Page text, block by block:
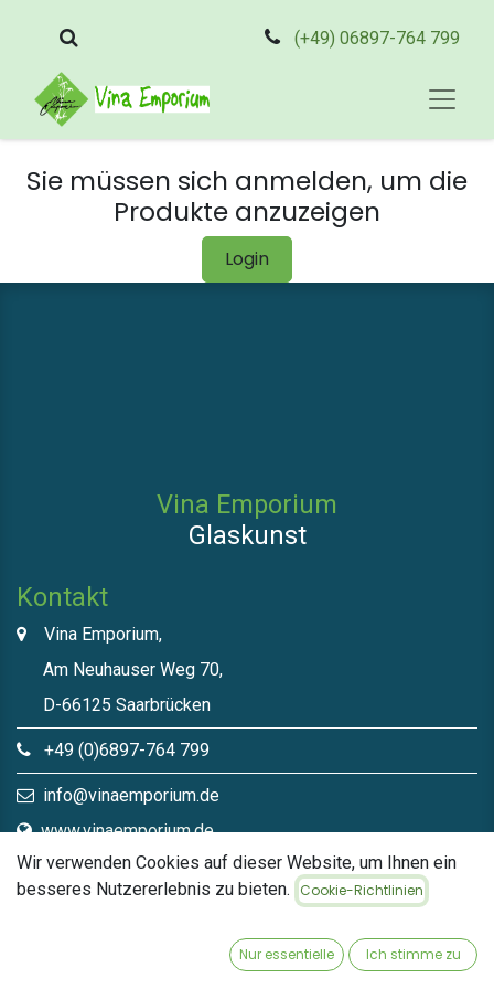
(+49) 06897-764 799
Sie müssen sich anmelden, um die
Produkte anzuzeigen
Login
Vina Emporium
Glaskunst
Kontakt
Vina Emporium,
Am Neuhauser Weg 70,
D-66125 Saarbrücken
+49 (0)6897-764 799
info@vinaemporium.de
www.vinaemporium.de
Direktlinks​
Wir verwenden Cookies auf dieser Website, um Ihnen ein
besseres Nutzererlebnis zu bieten.
Cookie-Richtlinien
Nur essentielle Ich stimme zu